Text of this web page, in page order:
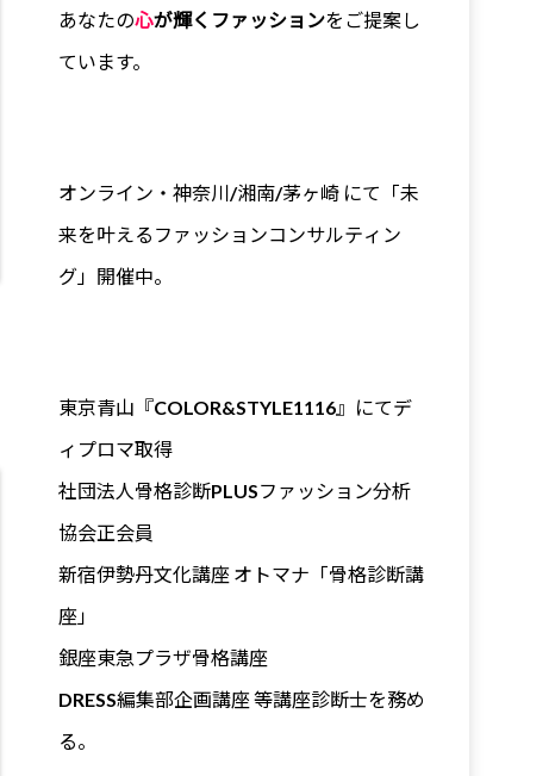
あなたの心が輝くファッションをご提案し
ています。
オンライン・神奈川/湘南/茅ヶ崎 にて「未
来を叶えるファッションコンサルティン
グ」開催中。
東京青山『COLOR&STYLE1116』にてデ
ィプロマ取得
社団法人骨格診断PLUSファッション分析
協会正会員
新宿伊勢丹文化講座 オトマナ「骨格診断講
座」
銀座東急プラザ骨格講座
DRESS編集部企画講座 等講座診断士を務め
る。